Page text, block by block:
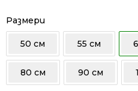
301.66 €
/
590.00 лв..
223.95 €
/
438.01 лв..
Размери
50 см 55 см
80 см 90 см